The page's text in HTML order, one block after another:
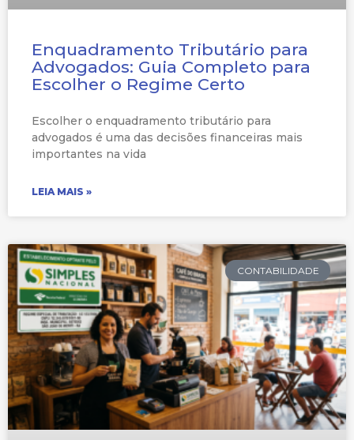
Enquadramento Tributário para
Advogados: Guia Completo para
Escolher o Regime Certo
Escolher o enquadramento tributário para
advogados é uma das decisões financeiras mais
importantes na vida
LEIA MAIS »
CONTABILIDADE